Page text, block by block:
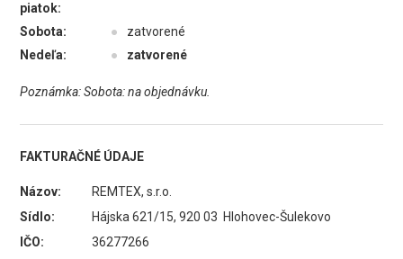
piatok:
Sobota: ●
zatvorené
Nedeľa:
● zatvorené
Poznámka: Sobota: na objednávku.
FAKTURAČNÉ ÚDAJE
Názov:
REMTEX, s.r.o.
Sídlo:
Hájska 621/15, 920 03 Hlohovec-Šulekovo
IČO:
36277266